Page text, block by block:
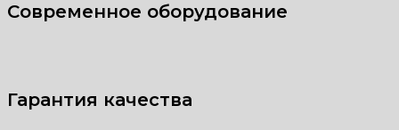
Современное оборудование
Гарантия качества